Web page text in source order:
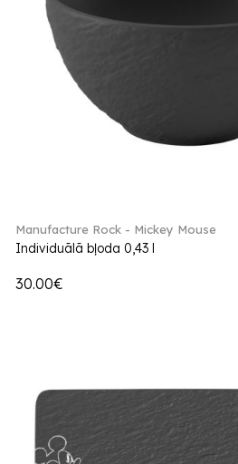
Manufacture Rock - Mickey Mouse
Individuālā bļoda 0,43 l
30.00€